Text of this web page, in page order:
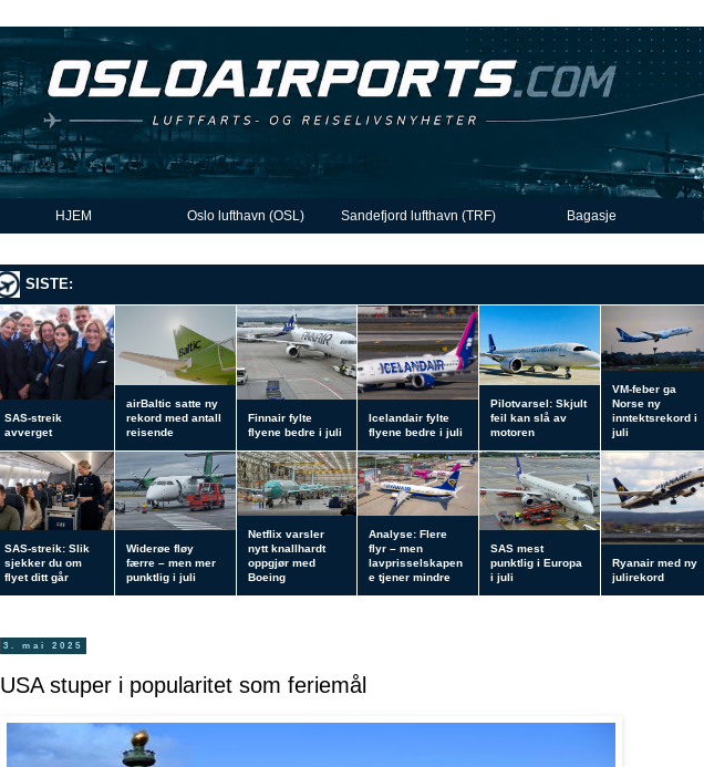
HJEM Oslo lufthavn (OSL) Sandefjord lufthavn (TRF) Bagasje
SISTE:
SAS-streik
avverget
airBaltic satte ny
rekord med antall
reisende
Finnair fylte
flyene bedre i juli
Icelandair fylte
flyene bedre i juli
Pilotvarsel: Skjult
feil kan slå av
motoren
VM-feber ga
Norse ny
inntektsrekord i
juli
SAS-streik: Slik
sjekker du om
flyet ditt går
Widerøe fløy
færre – men mer
punktlig i juli
Netflix varsler
nytt knallhardt
oppgjør med
Boeing
Analyse: Flere
flyr – men
lavprisselskapen
e tjener mindre
SAS mest
punktlig i Europa
i juli
Ryanair med ny
julirekord
3. mai 2025
USA stuper i popularitet som feriemål